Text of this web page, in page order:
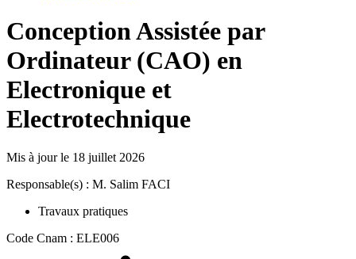
Conception Assistée par
Ordinateur (CAO) en
Electronique et
Electrotechnique
Mis à jour le 18 juillet 2026
Responsable(s) : M. Salim FACI
Travaux pratiques
Code Cnam : ELE006